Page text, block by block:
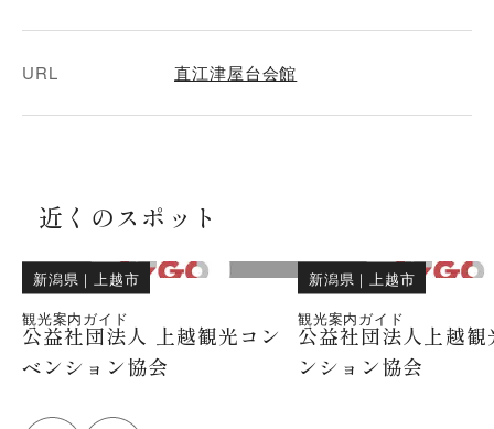
URL 直江津屋台会館
近くのスポット
新潟県 ｜
上越市
観光案内ガイド
公益社団法人 上越観光コン
ベンション協会
新潟県 ｜
上越市
観光案内ガイド
公益社団法人上越
ンション協会